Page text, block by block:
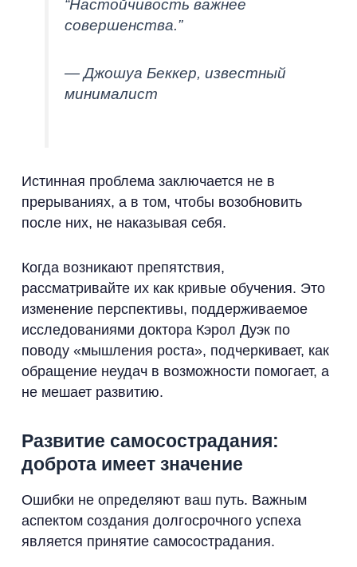
“Настойчивость важнее
совершенства.”
— Джошуа Беккер, известный
минималист
Истинная проблема заключается не в
прерываниях, а в том, чтобы возобновить
после них, не наказывая себя.
Когда возникают препятствия,
рассматривайте их как кривые обучения. Это
изменение перспективы, поддерживаемое
исследованиями доктора Кэрол Дуэк по
поводу «мышления роста», подчеркивает, как
обращение неудач в возможности помогает, а
не мешает развитию.
Развитие самосострадания:
доброта имеет значение
Ошибки не определяют ваш путь. Важным
аспектом создания долгосрочного успеха
является принятие самосострадания.